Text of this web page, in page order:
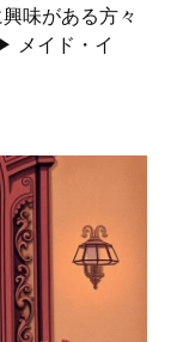
味がある方々
メイド・イ